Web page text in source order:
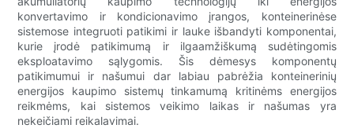
konvertavimo ir kondicionavimo įrangos, konteinerinėse
sistemose integruoti patikimi ir lauke išbandyti komponentai,
kurie įrodė patikimumą ir ilgaamžiškumą sudėtingomis
eksploatavimo sąlygomis. Šis dėmesys komponentų
patikimumui ir našumui dar labiau pabrėžia konteinerinių
energijos kaupimo sistemų tinkamumą kritinėms energijos
reikmėms, kai sistemos veikimo laikas ir našumas yra
nekeičiami reikalavimai.